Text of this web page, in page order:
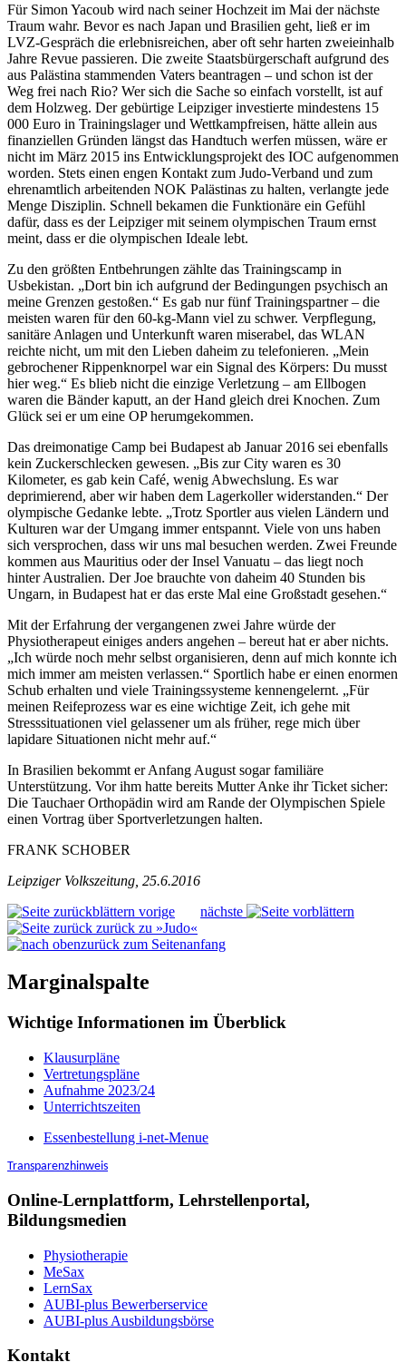
Für Simon Yacoub wird nach seiner Hochzeit im Mai der nächste
Traum wahr. Bevor es nach Japan und Brasilien geht, ließ er im
LVZ-Gespräch die erlebnisreichen, aber oft sehr harten zweieinhalb
Jahre Revue passieren. Die zweite Staatsbürgerschaft aufgrund des
aus Palästina stammenden Vaters beantragen – und schon ist der
Weg frei nach Rio? Wer sich die Sache so einfach vorstellt, ist auf
dem Holzweg. Der gebürtige Leipziger investierte mindestens 15
000 Euro in Trainingslager und Wettkampfreisen, hätte allein aus
finanziellen Gründen längst das Handtuch werfen müssen, wäre er
nicht im März 2015 ins Entwicklungsprojekt des IOC aufgenommen
worden. Stets einen engen Kontakt zum Judo-Verband und zum
ehrenamtlich arbeitenden NOK Palästinas zu halten, verlangte jede
Menge Disziplin. Schnell bekamen die Funktionäre ein Gefühl
dafür, dass es der Leipziger mit seinem olympischen Traum ernst
meint, dass er die olympischen Ideale lebt.
Zu den größten Entbehrungen zählte das Trainingscamp in
Usbekistan. „Dort bin ich aufgrund der Bedingungen psychisch an
meine Grenzen gestoßen.“ Es gab nur fünf Trainingspartner – die
meisten waren für den 60-kg-Mann viel zu schwer. Verpflegung,
sanitäre Anlagen und Unterkunft waren miserabel, das WLAN
reichte nicht, um mit den Lieben daheim zu telefonieren. „Mein
gebrochener Rippenknorpel war ein Signal des Körpers: Du musst
hier weg.“ Es blieb nicht die einzige Verletzung – am Ellbogen
waren die Bänder kaputt, an der Hand gleich drei Knochen. Zum
Glück sei er um eine OP herumgekommen.
Das dreimonatige Camp bei Budapest ab Januar 2016 sei ebenfalls
kein Zuckerschlecken gewesen. „Bis zur City waren es 30
Kilometer, es gab kein Café, wenig Abwechslung. Es war
deprimierend, aber wir haben dem Lagerkoller widerstanden.“ Der
olympische Gedanke lebte. „Trotz Sportler aus vielen Ländern und
Kulturen war der Umgang immer entspannt. Viele von uns haben
sich versprochen, dass wir uns mal besuchen werden. Zwei Freunde
kommen aus Mauritius oder der Insel Vanuatu – das liegt noch
hinter Australien. Der Joe brauchte von daheim 40 Stunden bis
Ungarn, in Budapest hat er das erste Mal eine Großstadt gesehen.“
Mit der Erfahrung der vergangenen zwei Jahre würde der
Physiotherapeut einiges anders angehen – bereut hat er aber nichts.
„Ich würde noch mehr selbst organisieren, denn auf mich konnte ich
mich immer am meisten verlassen.“ Sportlich habe er einen enormen
Schub erhalten und viele Trainingssysteme kennengelernt. „Für
meinen Reifeprozess war es eine wichtige Zeit, ich gehe mit
Stresssituationen viel gelassener um als früher, rege mich über
lapidare Situationen nicht mehr auf.“
In Brasilien bekommt er Anfang August sogar familiäre
Unterstützung. Vor ihm hatte bereits Mutter Anke ihr Ticket sicher:
Die Tauchaer Orthopädin wird am Rande der Olympischen Spiele
einen Vortrag über Sportverletzungen halten.
FRANK SCHOBER
Leipziger Volkszeitung, 25.6.2016
vorige
nächste
zurück zu »Judo«
zurück zum Seitenanfang
Marginalspalte
Wichtige Informationen im Überblick
Klausurpläne
Vertretungspläne
Aufnahme 2023/24
Unterrichtszeiten
Essenbestellung i-net-Menue
Transparenzhinweis
Online-Lernplattform, Lehrstellenportal,
Bildungsmedien
Physiotherapie
MeSax
LernSax
AUBI-plus Bewerberservice
AUBI-plus Ausbildungsbörse
Kontakt